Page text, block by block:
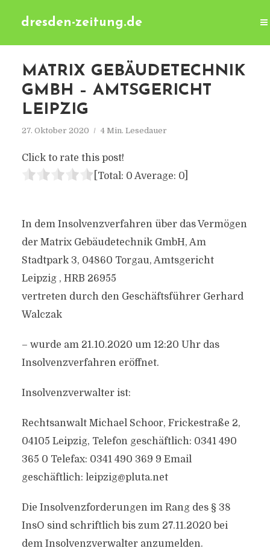
dresden-zeitung.de
MATRIX GEBÄUDETECHNIK
GMBH – AMTSGERICHT
LEIPZIG
27. Oktober 2020 4 Min. Lesedauer
Click to rate this post!
[Total: 0 Average: 0]
In dem Insolvenzverfahren über das Vermögen
der Matrix Gebäudetechnik GmbH, Am
Stadtpark 3, 04860 Torgau, Amtsgericht
Leipzig , HRB 26955
vertreten durch den Geschäftsführer Gerhard
Walczak
– wurde am 21.10.2020 um 12:20 Uhr das
Insolvenzverfahren eröffnet.
Insolvenzverwalter ist:
Rechtsanwalt Michael Schoor, Frickestraße 2,
04105 Leipzig, Telefon geschäftlich: 0341 490
365 0 Telefax: 0341 490 369 9 Email
geschäftlich: leipzig@pluta.net
Die Insolvenzforderungen im Rang des § 38
InsO sind schriftlich bis zum 27.11.2020 bei
dem Insolvenzverwalter anzumelden.